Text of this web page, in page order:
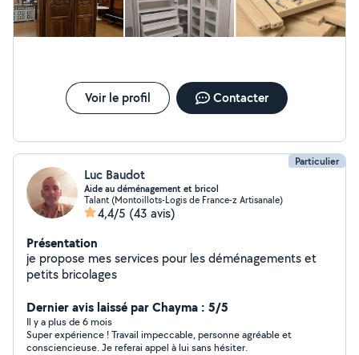
efficace et soigné !
Voir le profil Contacter
Particulier
Luc Baudot
Aide au déménagement et bricol
Talant (Montoillots-Logis de France-z Artisanale)
4,4/5 (43 avis)
Présentation
je propose mes services pour les déménagements et
petits bricolages
Dernier avis laissé par Chayma : 5/5
Il y a plus de 6 mois
Super expérience ! Travail impeccable, personne agréable et
consciencieuse. Je referai appel à lui sans hésiter.